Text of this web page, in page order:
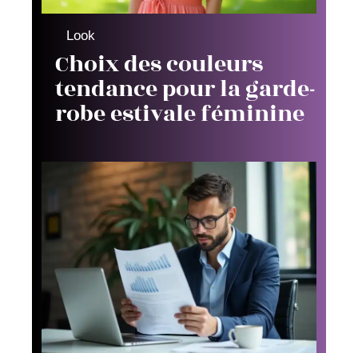
Look
Choix des couleurs
tendance pour la garde-
robe estivale féminine